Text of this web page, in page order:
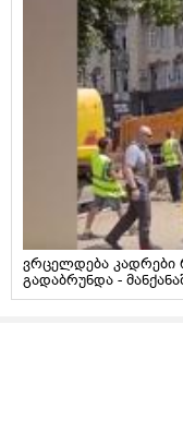
ვრცელდება კადრები
გადაბრუნდა -